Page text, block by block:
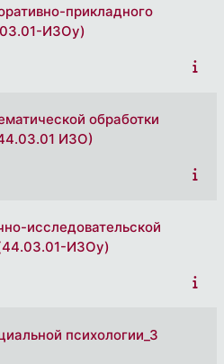
прикладного
ИЗОу)
обработки
ИЗО)
исследовательской
ИЗОу)
психологии_3